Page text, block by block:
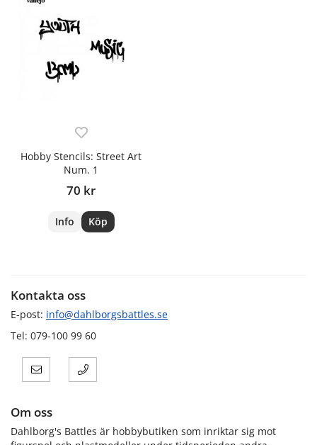
Hobby Stencils: Street Art
Num. 1
70 kr
Info Köp
Kontakta oss
E-post: info@dahlborgsbattles.se
Tel: 079-100 99 60
Om oss
Dahlborg's Battles är hobbybutiken som inriktar sig mot